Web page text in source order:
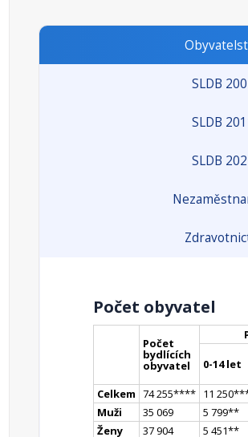
SLDB
SLDB
SLDB
Počet obyvatel
Počet
bydlících
obyvatel 0-14 let
Celkem 74 255**** 11 250**
Muži
35 069 5 799**
Ženy
37 904 5 451**